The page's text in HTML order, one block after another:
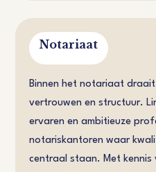
Notariaat
Binnen het notariaat
vertrouwen en structuur.
ervaren en ambitieuze
notariskantoren waar
centraal staan. Met kennis